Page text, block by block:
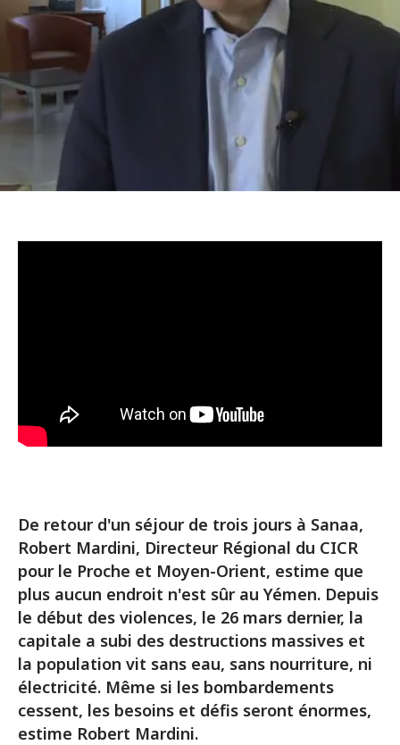
De retour d'un séjour de trois jours à Sanaa,
Robert Mardini, Directeur Régional du CICR
pour le Proche et Moyen-Orient, estime que
plus aucun endroit n'est sûr au Yémen. Depuis
le début des violences, le 26 mars dernier, la
capitale a subi des destructions massives et
la population vit sans eau, sans nourriture, ni
électricité. Même si les bombardements
cessent, les besoins et défis seront énormes,
estime Robert Mardini.